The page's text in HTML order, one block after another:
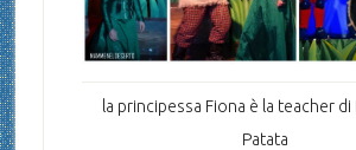
la principessa Fiona è la teacher
Patata